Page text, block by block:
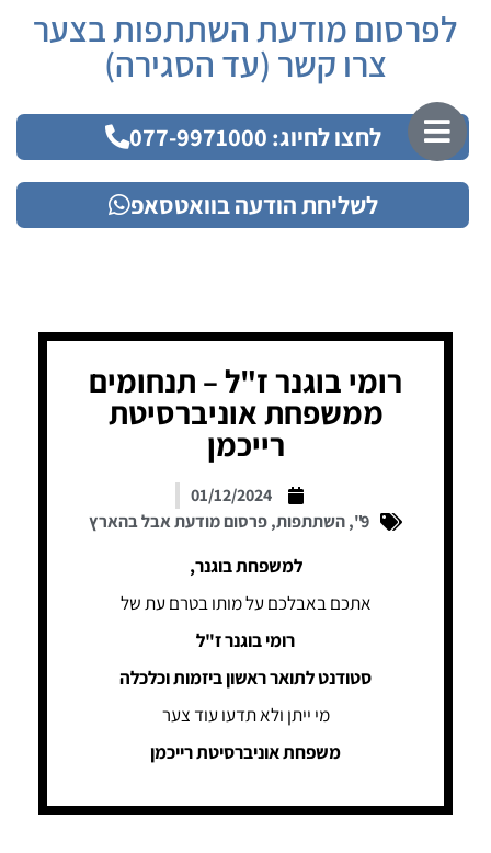
לפרסום מודעת השתתפות בצער
צרו קשר (עד הסגירה)
לחצו לחיוג: 077-9971000
לשליחת הודעה בוואטסאפ
רומי בוגנר ז"ל – תנחומים
ממשפחת אוניברסיטת
רייכמן
01/12/2024
9"
,השתתפות,פרסום מודעת אבל בהארץ
למשפחת בוגנר,
אתכם באבלכם על מותו בטרם עת של
רומי בוגנר ז"ל
סטודנט לתואר ראשון ביזמות וכלכלה
מי ייתן ולא תדעו עוד צער
משפחת אוניברסיטת רייכמן